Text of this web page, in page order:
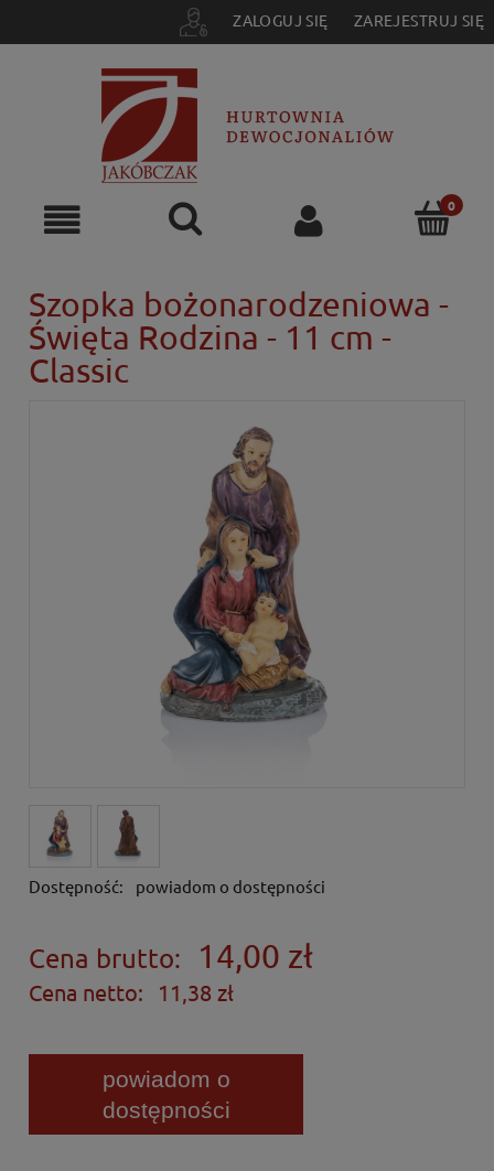
ZALOGUJ SIĘ ZAREJESTRUJ SIĘ
Szopka bożonarodzeniowa -
Święta Rodzina - 11 cm -
Classic
Dostępność: powiadom o dostępności
Cena brutto: 14,00 zł
Cena netto: 11,38 zł
powiadom o
dostępności